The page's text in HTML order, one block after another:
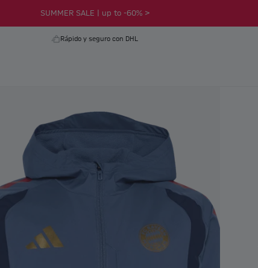
SUMMER SALE | up to -60% >
Rápido y seguro con DHL